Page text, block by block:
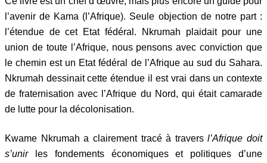
l’avenir de Kama (l’Afrique). Seule objection de notre part :
l’étendue de cet Etat fédéral. Nkrumah plaidait pour une
union de toute l’Afrique, nous pensons avec conviction que
le chemin est un Etat fédéral de l’Afrique au sud du Sahara.
Nkrumah dessinait cette étendue il est vrai dans un contexte
de fraternisation avec l’Afrique du Nord, qui était camarade
de lutte pour la décolonisation.
Kwame Nkrumah a clairement tracé à traversl’Afrique doit
s’unirles fondements économiques et politiques d’une